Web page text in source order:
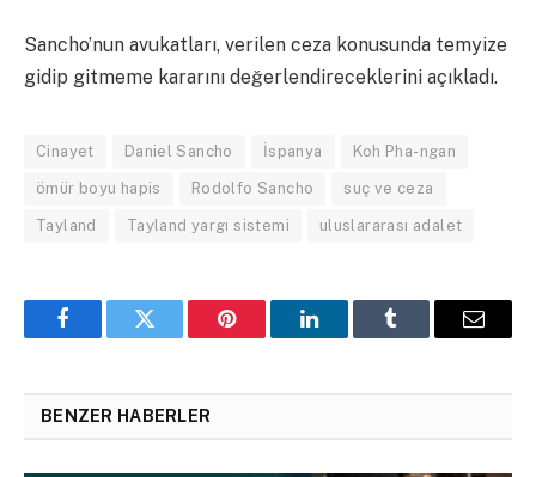
Sancho’nun avukatları, verilen ceza konusunda temyize
gidip gitmeme kararını değerlendireceklerini açıkladı.
Cinayet Daniel Sancho İspanya Koh Pha-ngan
ömür boyu hapis Rodolfo Sancho suç ve ceza
Tayland Tayland yargı sistemi uluslararası adalet
FacebookTwitter Pinterest LinkedInTumblr Email
BENZER HABERLER